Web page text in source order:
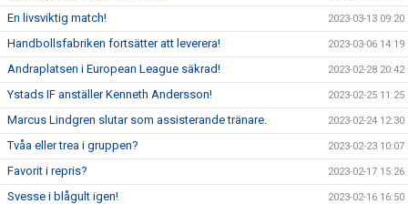
En livsviktig match! 2023-03-13 09:20
Handbollsfabriken fortsätter att leverera! 2023-03-06 14:19
Andraplatsen i European League säkrad! 2023-02-28 20:42
Ystads IF anställer Kenneth Andersson! 2023-02-25 11:25
Marcus Lindgren slutar som assisterande tränare. 2023-02-24 12:30
Tvåa eller trea i gruppen? 2023-02-23 10:07
Favorit i repris? 2023-02-17 15:26
Svesse i blågult igen! 2023-02-16 16:50